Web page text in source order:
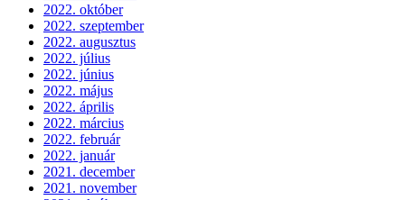
2022. október
2022. szeptember
2022. augusztus
2022. július
2022. június
2022. május
2022. április
2022. március
2022. február
2022. január
2021. december
2021. november